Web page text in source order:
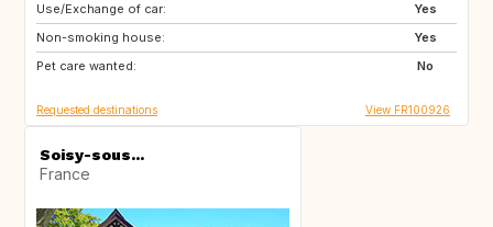
Use/Exchange of car:
Yes
Non-smoking house:
Yes
Pet care wanted:
No
GB
CA
US
Requested destinations View FR100926
Soisy-sous...
France